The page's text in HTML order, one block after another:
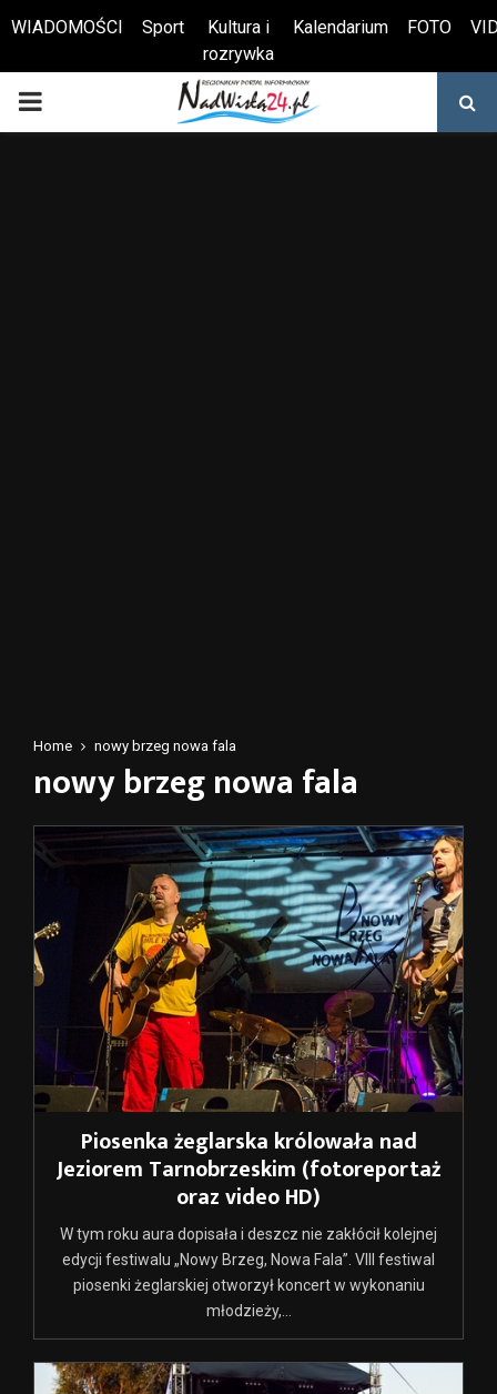
Otwórz pasek narzędzi
WIADOMOŚCI Sport
Kultura i
rozrywka
Kalendarium FOTO
PRIMARY
Home nowy brzeg nowa fala
nowy brzeg nowa fala
Piosenka żeglarska królowała nad
Jeziorem Tarnobrzeskim (fotoreportaż
oraz video HD)
W tym roku aura dopisała i deszcz nie zakłócił kolejnej
edycji festiwalu „Nowy Brzeg, Nowa Fala”. VIII festiwal
piosenki żeglarskiej otworzył koncert w wykonaniu
młodzieży,...